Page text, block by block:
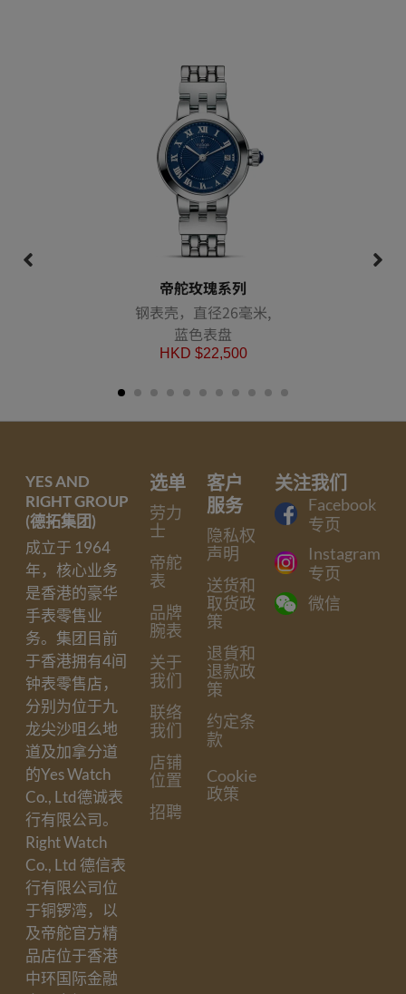
帝舵玫瑰系列
钢表壳，直径26毫米,
蓝色表盘
HKD $22,500
选单
劳力
士
帝舵
表
品牌
腕表
关于
我们
联络
我们
店铺
位置
招聘
客户
服务
隐私权
声明
送货和
取货政
策
退貨和
退款政
策
约定条
款
Cookie
政策
关注我们
Facebook
专页
Instagram
专页
微信
YES AND
RIGHT GROUP
(德拓集团)
成立于 1964
年，核心业务
是香港的豪华
手表零售业
务。集团目前
于香港拥有4间
钟表零售店，
分别为位于九
龙尖沙咀么地
道及加拿分道
的Yes Watch
Co., Ltd德诚表
行有限公司。
Right Watch
Co., Ltd 德信表
行有限公司位
于铜锣湾，以
及帝舵官方精
品店位于香港
中环国际金融